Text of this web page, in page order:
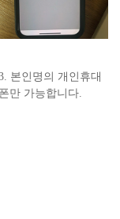
본인명의 개인휴대
폰만 가능합니다.